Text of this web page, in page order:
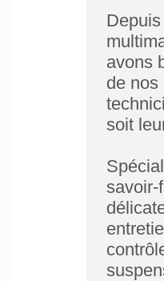
avons
de nos
soit
savoir-